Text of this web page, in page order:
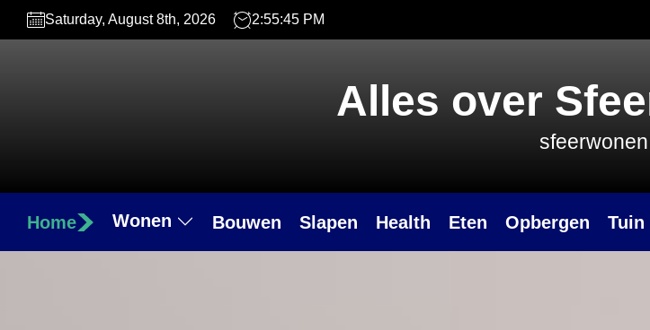
Skip
Saturday, August 8th, 2026 2:55:46 PM
Alles over
Home Wonen Bouwen Slapen Health Eten Opbergen Tuin